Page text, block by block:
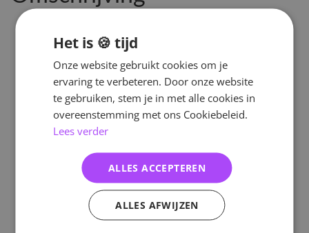
Het is 🍪 tijd
Onze website gebruikt cookies om je
ervaring te verbeteren. Door onze website
te gebruiken, stem je in met alle cookies in
overeenstemming met ons Cookiebeleid.
Lees verder
ALLES ACCEPTEREN
ALLES AFWIJZEN